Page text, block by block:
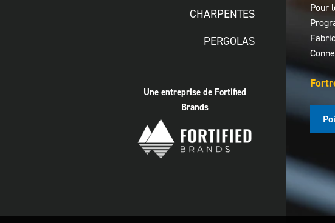
CHARPENTES
PERGOLAS
Une entreprise de Fortified
Brands
Pour